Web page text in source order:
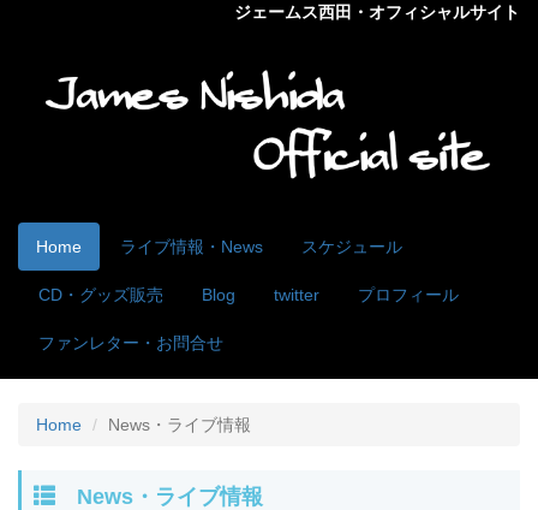
ジェームス西田・オフィシャルサイト
Home ライブ情報・News スケジュール
CD・グッズ販売 Blog twitter プロフィール
ファンレター・お問合せ
Home News・ライブ情報
News・ライブ情報